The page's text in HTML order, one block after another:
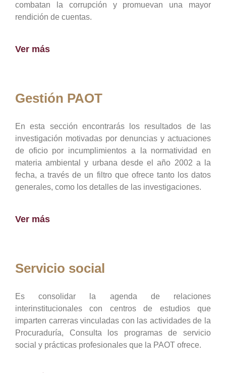
combatan la corrupción y promuevan una mayor
rendición de cuentas.
Ver más
Gestión PAOT
En esta sección encontrarás los resultados de las
investigación motivadas por denuncias y actuaciones
de oficio por incumplimientos a la normatividad en
materia ambiental y urbana desde el año 2002 a la
fecha, a través de un filtro que ofrece tanto los datos
generales, como los detalles de las investigaciones.
Ver más
Servicio social
Es consolidar la agenda de relaciones
interinstitucionales con centros de estudios que
imparten carreras vinculadas con las actividades de la
Procuraduría, Consulta los programas de servicio
social y prácticas profesionales que la PAOT ofrece.